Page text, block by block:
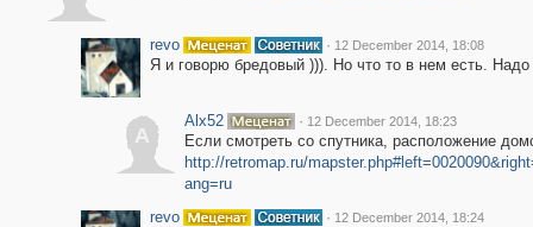
revo · 12 December 2014, 18:08
Я и говорю бредовый ))). Но что то в нем есть.
A
Alx52 · 12 December 2014, 18:23
Если смотреть со спутника, расположение
http://retromap.ru/
ang=ru
revo
· 12 December 2014, 18:24